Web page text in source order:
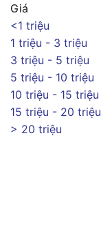
Giá
<1 triệu
1 triệu - 3 triệu
3 triệu - 5 triệu
5 triệu - 10 triệu
10 triệu - 15 triệu
15 triệu - 20 triệu
> 20 triệu